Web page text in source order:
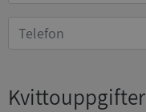
Kvittouppgifter